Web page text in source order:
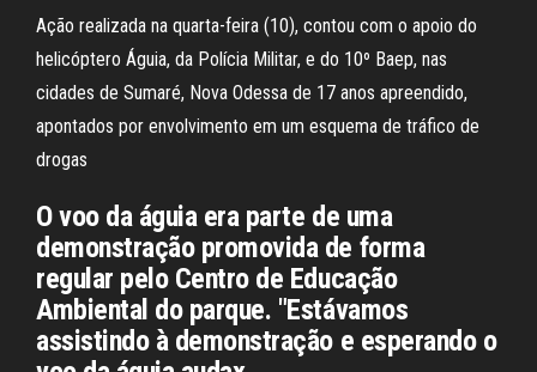
Ação realizada na quarta-feira (10), contou com o apoio do
helicóptero Águia, da Polícia Militar, e do 10º Baep, nas
cidades de Sumaré, Nova Odessa de 17 anos apreendido,
apontados por envolvimento em um esquema de tráfico de
drogas
O voo da águia era parte de uma
demonstração promovida de forma
regular pelo Centro de Educação
Ambiental do parque. "Estávamos
assistindo à demonstração e esperando o